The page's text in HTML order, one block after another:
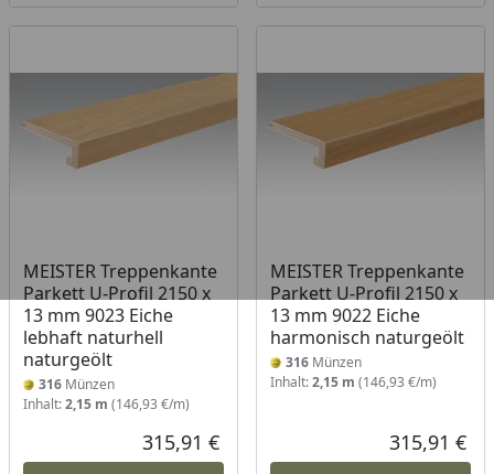
MEISTER Treppenkante
Parkett U-Profil 2150 x
13 mm 9023 Eiche
lebhaft naturhell
naturgeölt
316 Münzen
Inhalt:2,15 m (146,93 €/m)
Aktueller Preis
315,91 €
MEISTER Treppenkante
Parkett U-Profil 2150 x
13 mm 9022 Eiche
harmonisch naturgeölt
316Münzen
Inhalt:2,15 m (146,93 €/m)
315,91 €